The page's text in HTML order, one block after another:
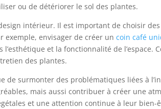
ou de détériorer le sol des plantes.
intérieur. Il est important de choisir
exemple, envisager de créer uncoin café
et la fonctionnalité de l’espace.
des plantes.
de surmonter des problématiques liées à
mais aussi contribuer à créer une
et une attention continue à leur bien-